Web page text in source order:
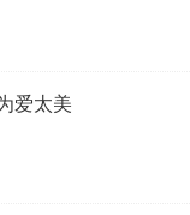
爱太美